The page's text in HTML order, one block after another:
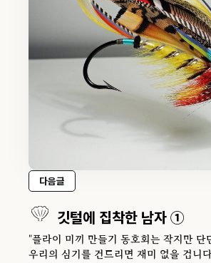
다음글
깃털에 집착한 남자 ①
"플라이 미끼 만들기 동호회는 작지만 단
우리의 심기를 건드리면 재미 없을 겁니